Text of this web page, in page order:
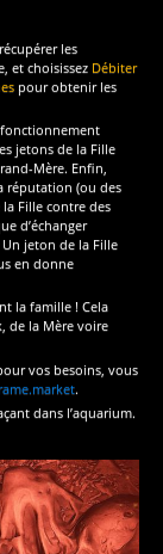
les
et choisissez Débiter
pour obtenir les
jetons de la Fille
Mère. Enfin,
réputation (ou des
Fille contre des
d’échanger
jeton de la Fille
en donne
la famille ! Cela
de la Mère voire
vos besoins, vous
.
dans l’aquarium.